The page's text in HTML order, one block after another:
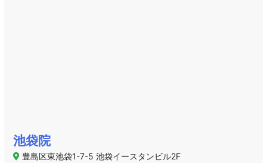
池袋院
豊島区東池袋1-7-5 池袋イースタンビル2F